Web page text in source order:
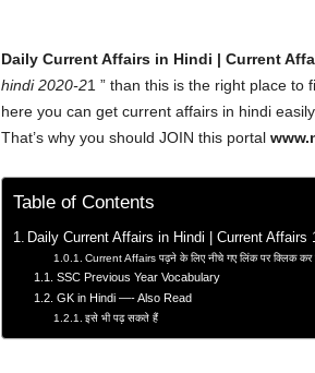
Daily Current Affairs in Hindi | Current
hindi 2020-21 ” than this is the right place to
here you can get current affairs in hindi
That’s why you should JOIN this portal
Table of Contents
Daily Current Affairs in Hindi | Current Affairs
Current Affairs पढ़ने के लिए नीचे गए लिंक पर क्लिक
SSC Previous Year Vocabulary
GK in Hindi —- Also Read
इसे भी पढ़ सकते हैं